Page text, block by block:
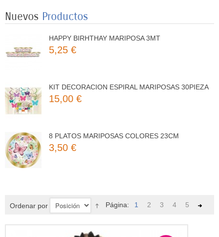
Nuevos Productos
HAPPY BIRHTHAY MARIPOSA 3MT
Ordenar por Página: 1 2 3 4 5